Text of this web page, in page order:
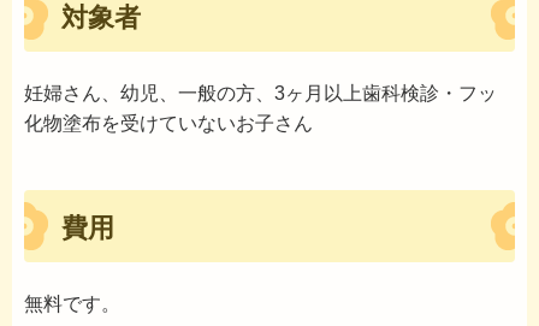
対象者
妊婦さん、幼児、一般の方、3ヶ月以上歯科検診・フッ
化物塗布を受けていないお子さん
費用
無料です。